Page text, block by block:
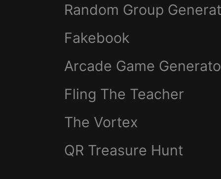
Random Group
Fakebook
Arcade Game
Fling The Teacher
The Vortex
QR Treasure Hunt